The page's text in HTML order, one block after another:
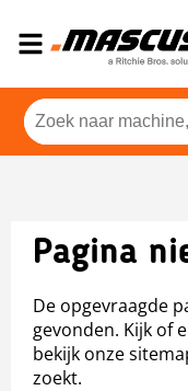
Pagina
De opgevraagde
gevonden. Kijk of
bekijk onze
zoekt.